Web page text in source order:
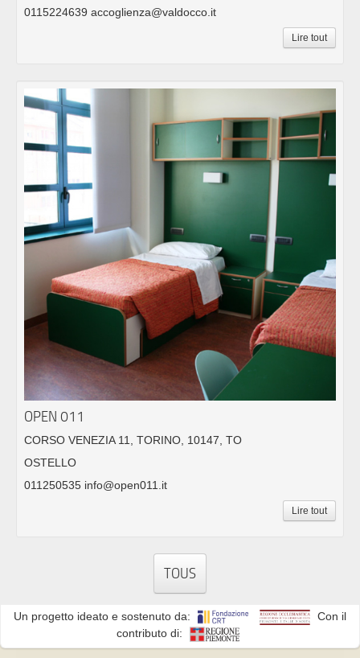
0115224639 accoglienza@valdocco.it
Lire tout
OPEN 011
CORSO VENEZIA 11, TORINO, 10147, TO
OSTELLO
011250535 info@open011.it
Lire tout
TOUS
Un progetto ideato e sostenuto da:
Con il
contributo di: